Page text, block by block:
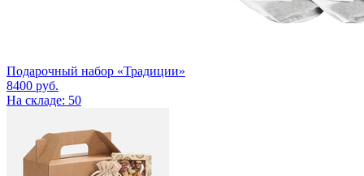
Подарочный набор «Традиции»
8400 руб.
На складе: 50